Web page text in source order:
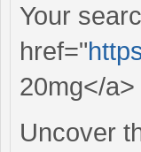
Your
href="
20mg</a>
Uncover